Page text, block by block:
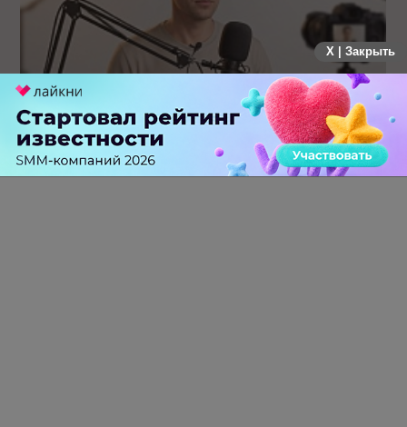
Российский рынок инфлюенс-маркетинга вошел в фазу
стагнации после нескольких лет роста
X | Закрыть